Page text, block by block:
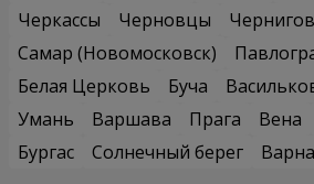
Черкассы
Черновцы
Чернигов
Самар (Новомосковск)
Белая Церковь
Буча
Умань
Варшава Прага Вена
Бургас
Солнечный берег Варна